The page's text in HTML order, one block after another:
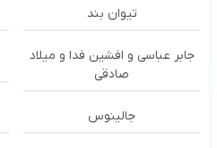
تیوان بند
جابر عباسی و افشین فدا و میلاد
صادقی
جالینوس